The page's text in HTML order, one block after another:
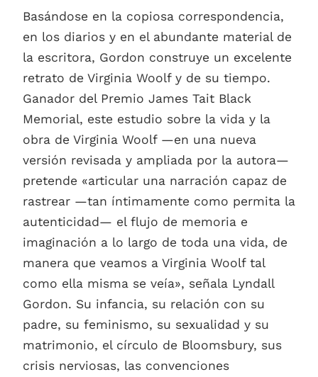
Basándose en la copiosa correspondencia,
en los diarios y en el abundante material de
la escritora, Gordon construye un excelente
retrato de Virginia Woolf y de su tiempo.
Ganador del Premio James Tait Black
Memorial, este estudio sobre la vida y la
obra de Virginia Woolf —en una nueva
versión revisada y ampliada por la autora—
pretende «articular una narración capaz de
rastrear —tan íntimamente como permita la
autenticidad— el flujo de memoria e
imaginación a lo largo de toda una vida, de
manera que veamos a Virginia Woolf tal
como ella misma se veía», señala Lyndall
Gordon. Su infancia, su relación con su
padre, su feminismo, su sexualidad y su
matrimonio, el círculo de Bloomsbury, sus
crisis nerviosas, las convenciones